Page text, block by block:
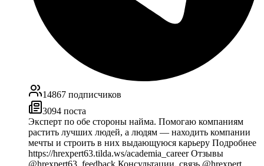
14867 подписчиков
3094 поста
Эксперт по обе стороны найма. Помогаю компаниям
растить лучших людей, а людям — находить компании
мечты и строить в них выдающуюся карьеру Подробнее
https://hrexpert63.tilda.ws/academia_career Отзывы